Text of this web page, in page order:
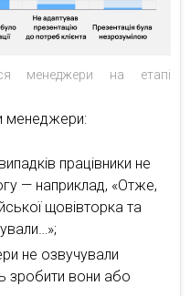
менеджери на етапі
менеджери:
працівники не
— наприклад, «Отже,
щовівторка та
не озвучували
зробити вони або